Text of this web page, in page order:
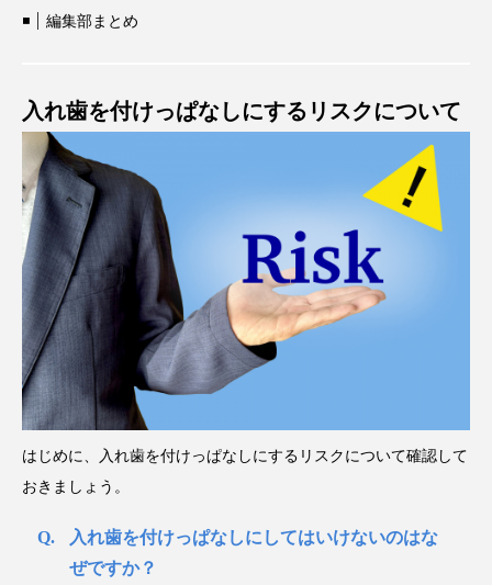
編集部まとめ
入れ歯を付けっぱなしにするリスクについて
はじめに、入れ歯を付けっぱなしにするリスクについて確認して
おきましょう。
入れ歯を付けっぱなしにしてはいけないのはな
ぜですか？